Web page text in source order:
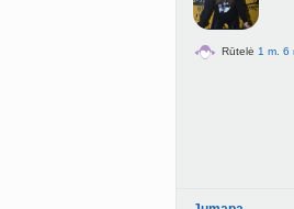
Rūtelė 1 m. 6